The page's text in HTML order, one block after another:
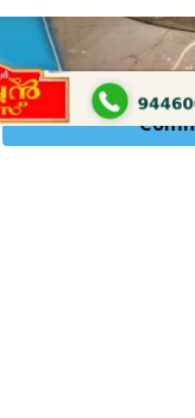
മാർച്ച് നടത്തി
Click Here to